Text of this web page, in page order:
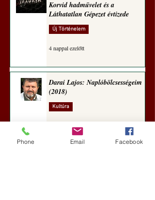
Korvid hadművelet és a
Láthatatlan Gépezet évtizede
Új Történelem
4 nappal ezelőtt
Darai Lajos: Naplóbölcsességeim
(2018)
Kultúra
Phone Email Facebook